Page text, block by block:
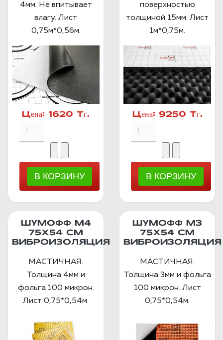
4мм. Не впитывает
влагу. Лист
0,75м*0,56м.
Цена: 1620 Тг.
поверхностью
толщиной 15мм. Лист
1м*0,75м.
Цена: 9250 Тг.
ШУМОФФ М4
75Х54 СМ
ВИБРОИЗОЛЯЦИЯ
МАСТИЧНАЯ.
Толщина 4мм и
фольга 100 микрон.
Лист 0,75*0,54м.
ШУМОФФ М3
75Х54 СМ
ВИБРОИЗОЛЯЦИЯ
МАСТИЧНАЯ.
Толщина 3мм и фольга
100 микрон. Лист
0,75*0,54м.